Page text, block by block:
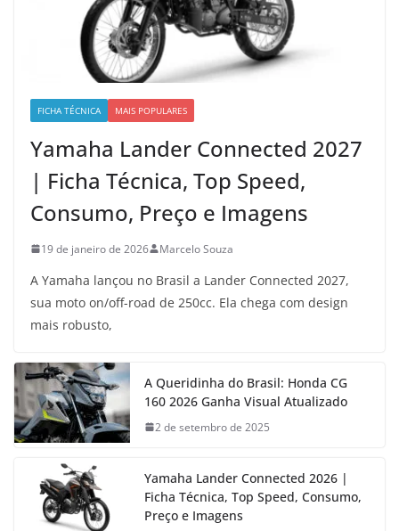
FICHA TÉCNICA MAIS POPULARES
Yamaha Lander Connected 2027
| Ficha Técnica, Top Speed,
Consumo, Preço e Imagens
19 de janeiro de 2026 Marcelo Souza
A Yamaha lançou no Brasil a Lander Connected 2027,
sua moto on/off-road de 250cc. Ela chega com design
mais robusto,
A Queridinha do Brasil: Honda CG
160 2026 Ganha Visual Atualizado
2 de setembro de 2025
Yamaha Lander Connected 2026 |
Ficha Técnica, Top Speed, Consumo,
Preço e Imagens